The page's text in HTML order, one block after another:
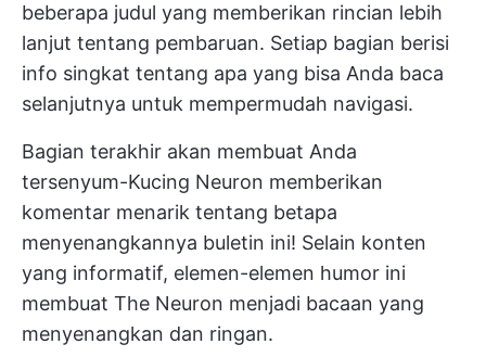
beberapa judul yang memberikan rincian lebih
lanjut tentang pembaruan. Setiap bagian berisi
info singkat tentang apa yang bisa Anda baca
selanjutnya untuk mempermudah navigasi.
Bagian terakhir akan membuat Anda
tersenyum-Kucing Neuron memberikan
komentar menarik tentang betapa
menyenangkannya buletin ini! Selain konten
yang informatif, elemen-elemen humor ini
membuat The Neuron menjadi bacaan yang
menyenangkan dan ringan.